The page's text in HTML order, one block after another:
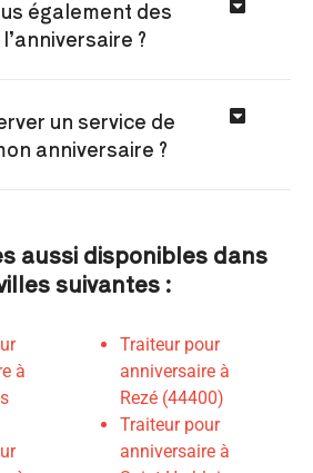
également des
?
un service de
anniversaire ?
aussi disponibles dans
suivantes :
à
Traiteur pour
anniversaire à
Rezé (44400)
Traiteur pour
anniversaire à